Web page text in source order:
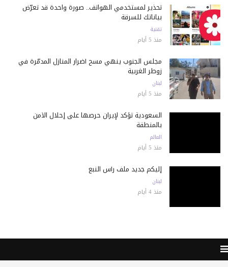
تحذير لمستخدمي الهواتف.. صورة واحدة قد تعرّض
بياناتك للسرقة
تقنية
منذ 5 أيام
مجلس الجنوب ينهي مسح أضرار المنازل المدمّرة في
زوطر الغربية
لبنان
منذ 5 أيام
السعودية تؤكد لإيران حرصها على إحلال الأمن
بالمنطقة
العالم
منذ 5 أيام
إليكم جديد ملف رأس النبع
لبنان
منذ 4 أيام